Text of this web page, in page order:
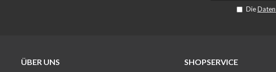
Die
ÜBER UNS SHOPSERVICE